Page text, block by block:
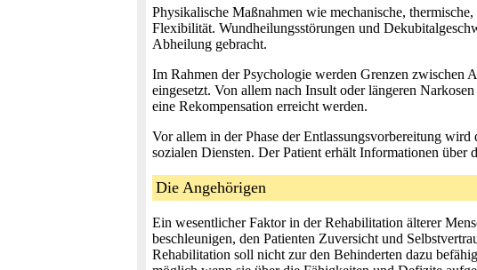
Physikalische Maßnahmen wie mechanische,
Flexibilität. Wundheilungsstörungen und
Abheilung gebracht.
Im Rahmen der Psychologie werden Grenzen zwischen
eingesetzt. Von allem nach Insult oder längeren
eine Rekompensation erreicht werden.
Vor allem in der Phase der Entlassungsvorbereitung
sozialen Diensten. Der Patient erhält Informationen
Die Angehörigen
Ein wesentlicher Faktor in der Rehabilitation älterer
beschleunigen, den Patienten Zuversicht und
Rehabilitation soll nicht zur den Behinderten dazu